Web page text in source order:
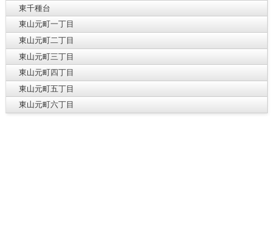
東千種台
東山元町一丁目
東山元町二丁目
東山元町三丁目
東山元町四丁目
東山元町五丁目
東山元町六丁目